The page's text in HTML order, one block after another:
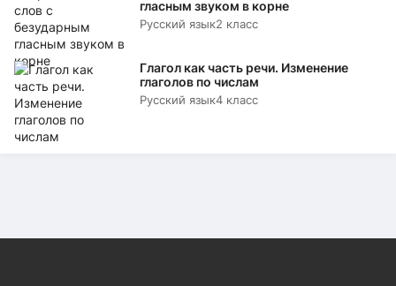
гласным звуком в корне
Русский язык2 класс
Глагол как часть речи. Изменение
глаголов по числам
Русский язык4 класс